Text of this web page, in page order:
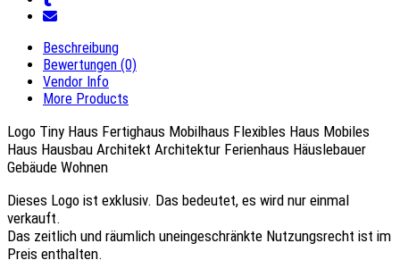
Beschreibung
Bewertungen (0)
Vendor Info
More Products
Logo Tiny Haus Fertighaus Mobilhaus Flexibles Haus Mobiles
Haus Hausbau Architekt Architektur Ferienhaus Häuslebauer
Gebäude Wohnen
Dieses Logo ist exklusiv. Das bedeutet, es wird nur einmal
verkauft.
Das zeitlich und räumlich uneingeschränkte Nutzungsrecht ist im
Preis enthalten.